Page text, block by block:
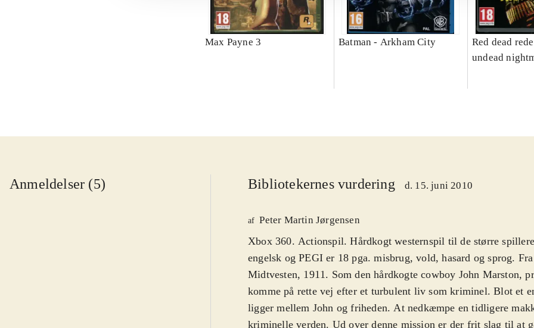
Max Payne 3 Batman - Arkham City
Red dead
undead
Anmeldelser (5) Bibliotekernes vurdering d. 15. juni 2010
af Peter Martin Jørgensen
Xbox 360. Actionspil. Hårdkogt westernspil til de større
engelsk og PEGI er 18 pga. misbrug, vold, hasard og sprog.
Midtvesten, 1911. Som den hårdkogte cowboy John Marston,
komme på rette vej efter et turbulent liv som kriminel. Blot et
ligger mellem John og friheden. At nedkæmpe en tidligere
kriminelle verden. Ud over denne mission er der frit slag til at